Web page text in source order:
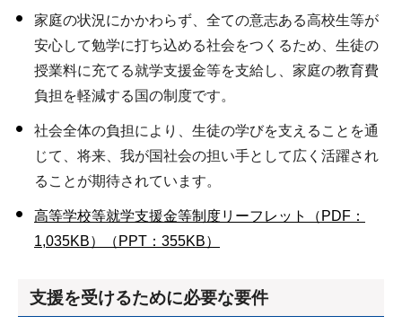
家庭の状況にかかわらず、全ての意志ある高校生等が
安心して勉学に打ち込める社会をつくるため、生徒の
授業料に充てる就学支援金等を支給し、家庭の教育費
負担を軽減する国の制度です。
社会全体の負担により、生徒の学びを支えることを通
じて、将来、我が国社会の担い手として広く活躍され
ることが期待されています。
高等学校等就学支援金等制度リーフレット（PDF：
1,035KB）
（PPT：355KB）
支援を受けるために必要な要件